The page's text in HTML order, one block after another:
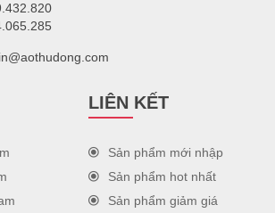
LIÊN KẾT
Sản phẩm mới nhập
Sản phẩm hot nhất
Sản phẩm giảm giá